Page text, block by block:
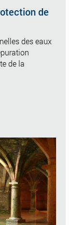
de
des eaux
de la